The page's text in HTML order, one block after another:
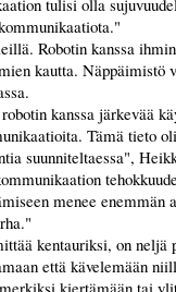
tulisi olla
Robotin kanssa
kautta. Näppäimistö
kanssa järkevää
Tämä tieto
suunniteltaessa",
menee enemmän
kentauriksi, on neljä
että kävelemään
kiertämään tai